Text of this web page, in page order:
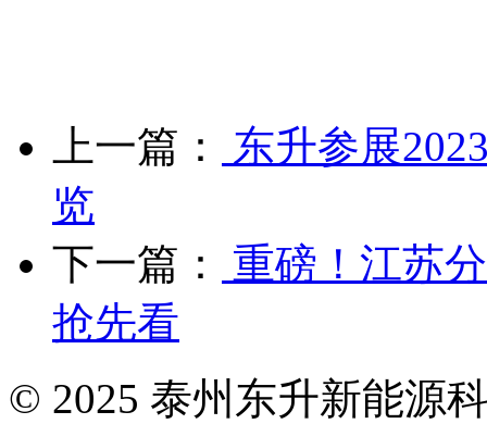
上一篇：
东升参展
览
下一篇：
重磅！江苏
抢先看‌
© 2025 泰州东升新能源